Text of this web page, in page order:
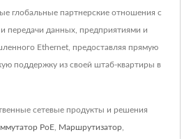
глобальные партнерские отношения с
передачи данных, предприятиями и
Ethernet, предоставляя прямую
поддержку из своей штаб-квартиры в
сетевые продукты и решения
PoE Маршрутизатор